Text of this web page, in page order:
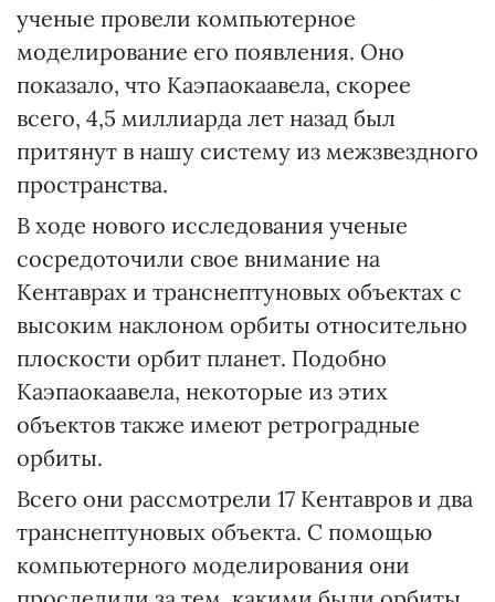
ученые провели компьютерное
моделирование его появления. Оно
показало, что Каэпаокаавела, скорее
всего, 4,5 миллиарда лет назад был
притянут в нашу систему из межзвездного
пространства.
В ходе нового исследования ученые
сосредоточили свое внимание на
Кентаврах и транснептуновых объектах с
высоким наклоном орбиты относительно
плоскости орбит планет. Подобно
Каэпаокаавела, некоторые из этих
объектов также имеют ретроградные
орбиты.
Всего они рассмотрели 17 Кентавров и два
транснептуновых объекта. С помощью
компьютерного моделирования они